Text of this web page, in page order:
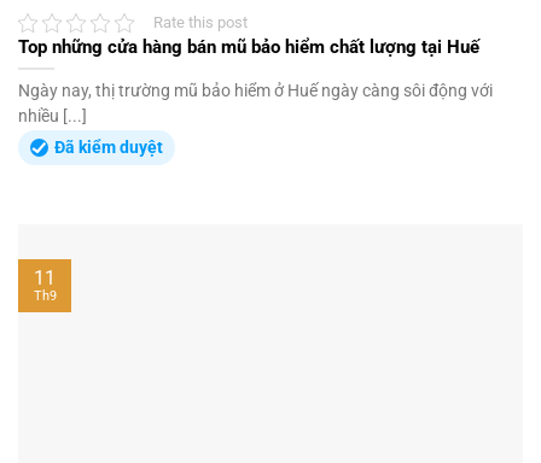
Rate this post
Top những cửa hàng bán mũ bảo hiểm chất lượng tại Huế
Ngày nay, thị trường mũ bảo hiểm ở Huế ngày càng sôi động với
nhiều [...]
Đã kiểm duyệt
11
Th9